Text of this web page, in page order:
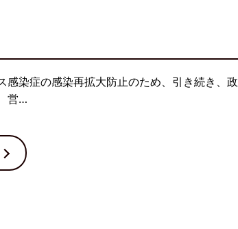
染症の感染再拡大防止のため、引き続き、政
営…